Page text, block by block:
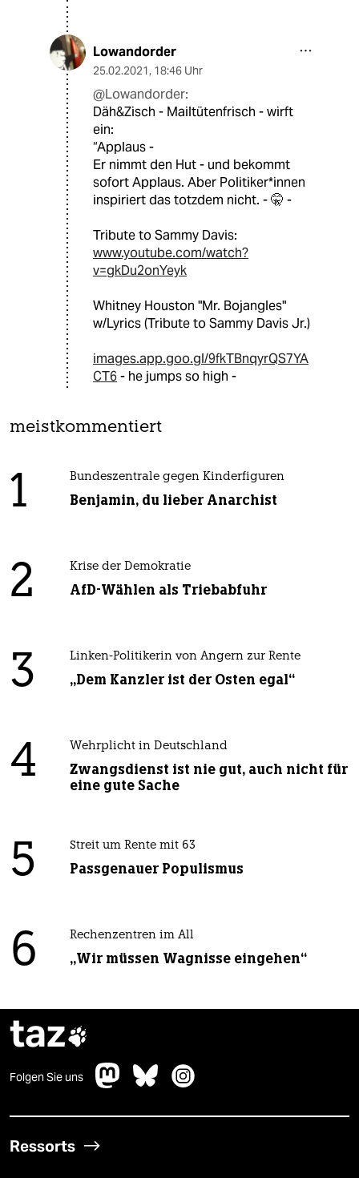
Lowandorder
25.02.2021, 18:46 Uhr
@Lowandorder:
Däh&Zisch - Mailtütenfrisch - wirft
ein:
“Applaus -
Er nimmt den Hut - und bekommt
sofort Applaus. Aber Politiker*innen
inspiriert das totzdem nicht. - 🤫 -
Tribute to Sammy Davis:
www.youtube.com/watch?
v=gkDu2onYeyk
Whitney Houston "Mr. Bojangles"
w/Lyrics (Tribute to Sammy Davis Jr.)
images.app.goo.gl/9fkTBnqyrQS7YA
CT6- he jumps so high -
meistkommentiert
1 Bundeszentrale gegen Kinderfiguren
Benjamin, du lieber Anarchist
2 Krise der Demokratie
AfD-Wählen als Triebabfuhr
3 Linken-Politikerin von Angern zur Rente
„Dem Kanzler ist der Osten egal“
4 Wehrplicht in Deutschland
Zwangsdienst ist nie gut, auch nicht für
eine gute Sache
5 Streit um Rente mit 63
Passgenauer Populismus
6 Rechenzentren im All
„Wir müssen Wagnisse eingehen“
taz
Folgen Sie uns
Ressorts